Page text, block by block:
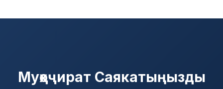
Муҳоҷират Саякатыңызды